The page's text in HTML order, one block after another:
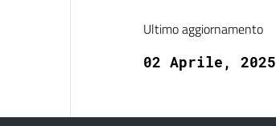
Ultimo aggiornamento
02 Aprile, 2025